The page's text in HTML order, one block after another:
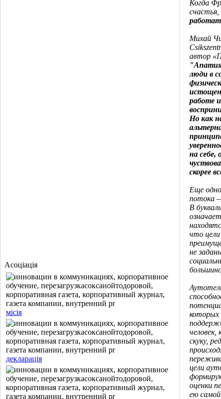
Асоціація
місія
декларація
Когда
Михай
автор
люди в
работе
Но как
на
скорее
Еще
потока
В
что
не
которых
скуку,
цели
оценки
ею